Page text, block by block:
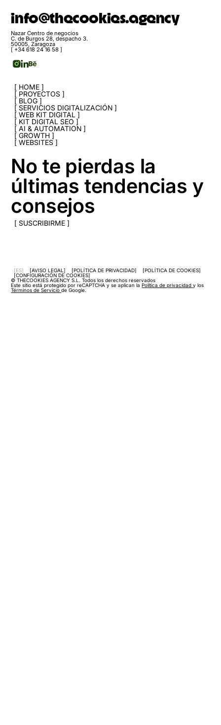
No te pierdas la
últimas tendencias y
consejos
SUSCRIBIRME
info@thecookies.agency
Nazar Centro de negocios
C. de Burgos 28, despacho 3.
50005, Zaragoza
[ +34 618 24 16 58 ]
HOME
PROYECTOS
BLOG
SERVICIOS DIGITALIZACIÓN
WEB KIT DIGITAL
KIT DIGITAL SEO
AI & AUTOMATION
GROWTH
WEBSITES
ES AVISO LEGAL POLÍTICA DE PRIVACIDAD
POLÍTICA DE COOKIES
CONFIGURACIÓN DE COOKIES
© THECOOKIES AGENCY S.L.Todos los derechos reservados
Este sitio está protegido por reCAPTCHA y se aplican laPolítica de privacidady los
Términos de Serviciode Google.